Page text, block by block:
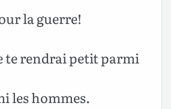
la guerre!
te rendrai petit parmi
les hommes.